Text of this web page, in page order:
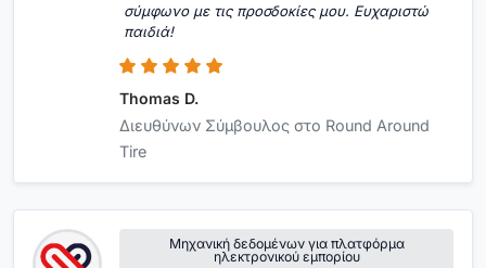
σύμφωνο με τις προσδοκίες μου. Ευχαριστώ
παιδιά!
Thomas D.
Διευθύνων Σύμβουλος στο Round Around
Tire
Μηχανική δεδομένων για πλατφόρμα
ηλεκτρονικού εμπορίου